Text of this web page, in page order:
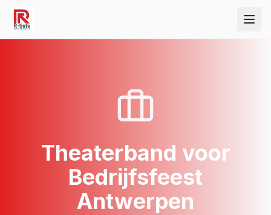
Theaterband voor
Bedrijfsfeest
Antwerpen